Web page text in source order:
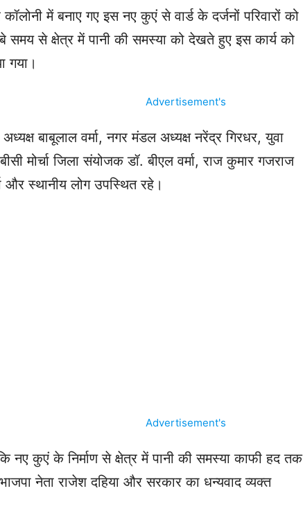
में बनाए गए इस नए कुएं से वार्ड के दर्जनों परिवारों को
से क्षेत्र में पानी की समस्या को देखते हुए इस कार्य को
गया।
बाबूलाल वर्मा, नगर मंडल अध्यक्ष नरेंद्र गिरधर, युवा
मोर्चा जिला संयोजक डॉ. बीएल वर्मा, राज कुमार गजराज
और स्थानीय लोग उपस्थित रहे।
नए कुएं के निर्माण से क्षेत्र में पानी की समस्या काफी हद तक
नेता राजेश दहिया और सरकार का धन्यवाद व्यक्त